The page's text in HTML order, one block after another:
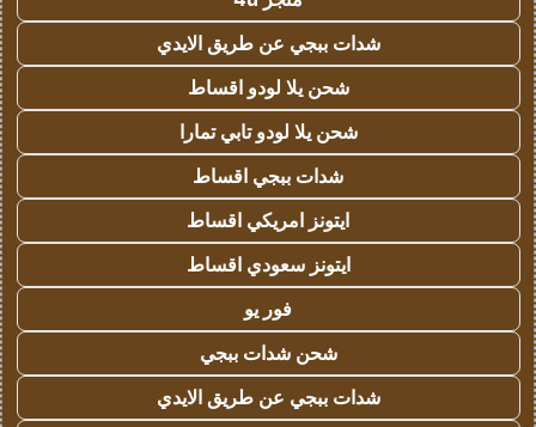
شدات ببجي عن طريق الايدي
شحن يلا لودو اقساط
شحن يلا لودو تابي تمارا
شدات ببجي اقساط
ايتونز امريكي اقساط
ايتونز سعودي اقساط
فور يو
شحن شدات ببجي
شدات ببجي عن طريق الايدي